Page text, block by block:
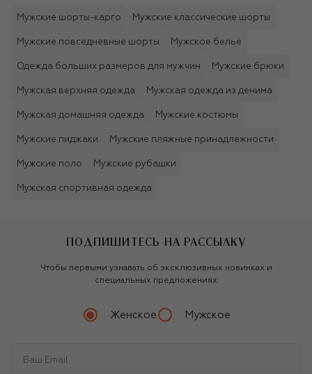
Мужские шорты-карго Мужские классические шорты
Мужские повседневные шорты Мужское бельё
Одежда больших размеров для мужчин Мужские брюки
Мужская верхняя одежда Мужская одежда из денима
Мужская домашняя одежда Мужские костюмы
Мужские пиджаки Мужские пляжные принадлежности
Мужские поло Мужские рубашки
Мужская спортивная одежда
ПОДПИШИТЕСЬ НА РАССЫЛКУ
Чтобы первыми узнавать об эксклюзивных новинках и
специальных предложениях
Женское Мужское